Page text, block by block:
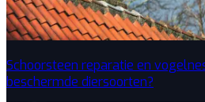
Schoorsteen reparatie en
beschermde diersoorten?